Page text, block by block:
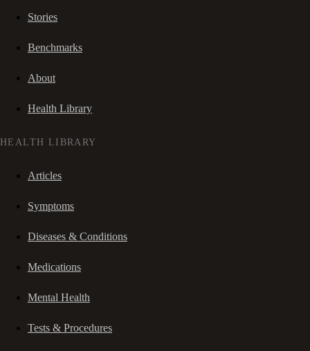
Stories
Benchmarks
About
Health Library
HEALTH LIBRARY
Articles
Symptoms
Diseases & Conditions
Medications
Mental Health
Tests & Procedures